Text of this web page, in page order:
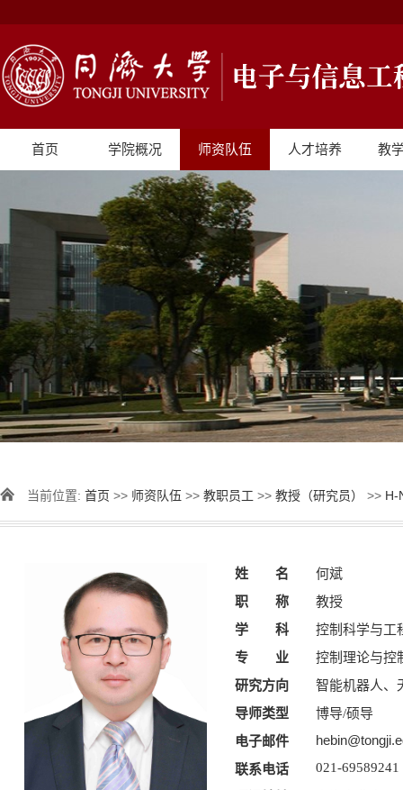
首页 学院概况 师资队伍 人才培养 教
当前位置: 首页 >> 师资队伍 >> 教职员工 >> 教授（研究员） >> H-
姓 名 何斌
职 称 教授
学 科 控制科学与工
专 业 控制理论与控
研究方向 智能机器人、
导师类型 博导/硕导
电子邮件
联系电话
021-69589241